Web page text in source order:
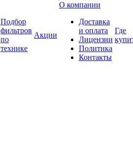
Подбор
фильтров
по
технике
Акции
О компании
Доставка
и оплата
Лицензии
Политика
Контакты
Где